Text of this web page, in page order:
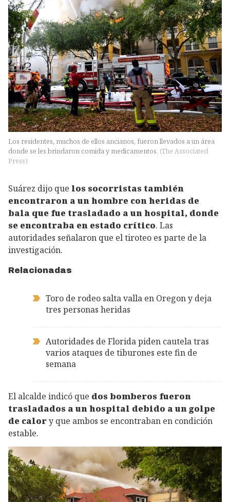
Los residentes, muchos de ellos ancianos, fueron llevados a un área
donde se les brindaron comida y medicamentos. (The Associated
Press)
Suárez dijo que los socorristas también
encontraron a un hombre con heridas de
bala que fue trasladado a un hospital, donde
se encontraba en estado crítico. Las
autoridades señalaron que el tiroteo es parte de la
investigación.
Relacionadas
Toro de rodeo salta valla en Oregon y deja
tres personas heridas
Autoridades de Florida piden cautela tras
varios ataques de tiburones este fin de
semana
El alcalde indicó que dos bomberos fueron
trasladados a un hospital debido a un golpe
de calory que ambos se encontraban en condición
estable.